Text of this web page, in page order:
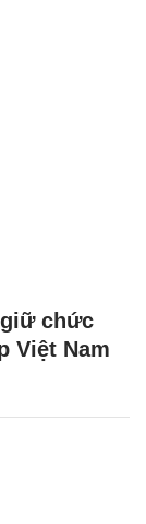
giữ chức
Việt Nam